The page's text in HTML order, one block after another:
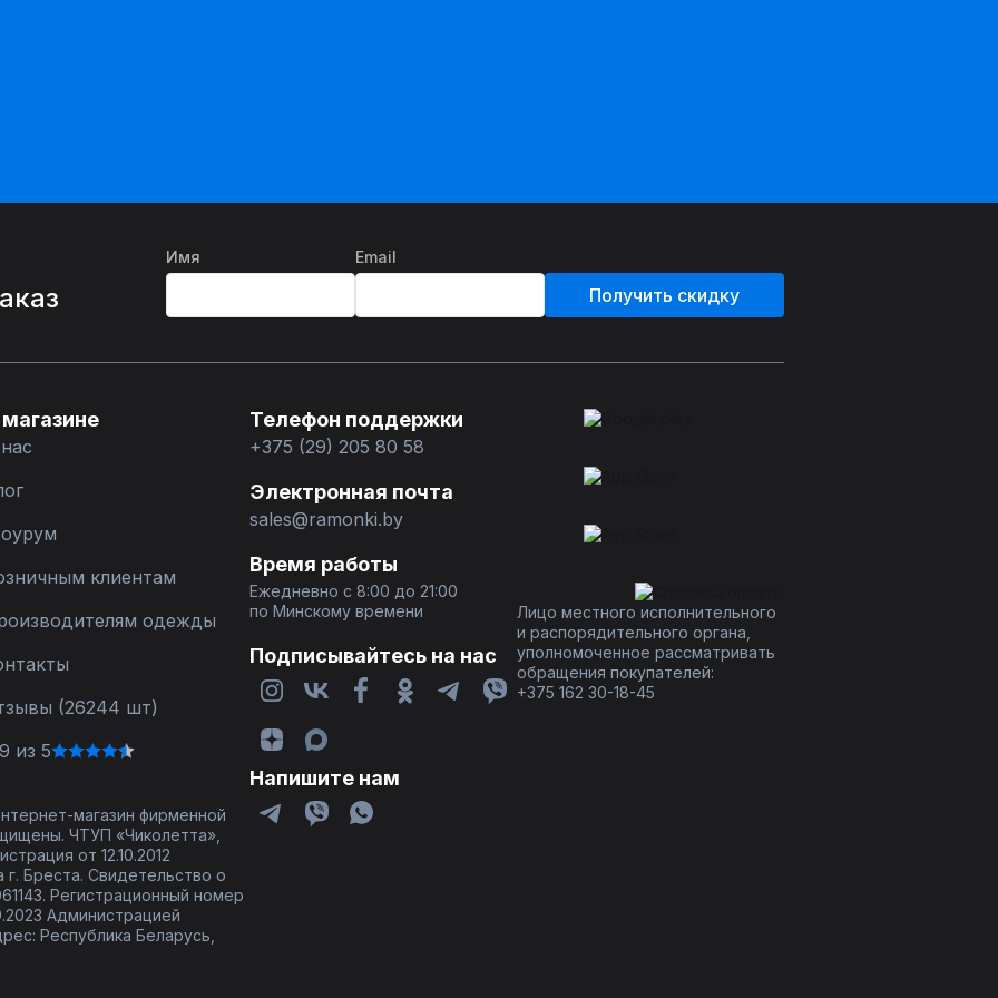
Имя Email
Получить скидку
клиентам
одежды
(26244 шт)
из 5
Телефон поддержки
+375 (29) 205 80 58
Электронная почта
sales@ramonki.by
Время работы
Ежедневно с 8:00 до 21:00
по Минскому времени
Подписывайтесь на нас
Напишите нам
Лицо местного исполнительного
и распорядительного органа,
уполномоченное рассматривать
обращения покупателей:
+375 162 30-18-45
магазин фирменной
ЧТУП «Чиколетта»,
от 12.10.2012
Бреста. Свидетельство о
Регистрационный номер
Администрацией
Республика Беларусь,